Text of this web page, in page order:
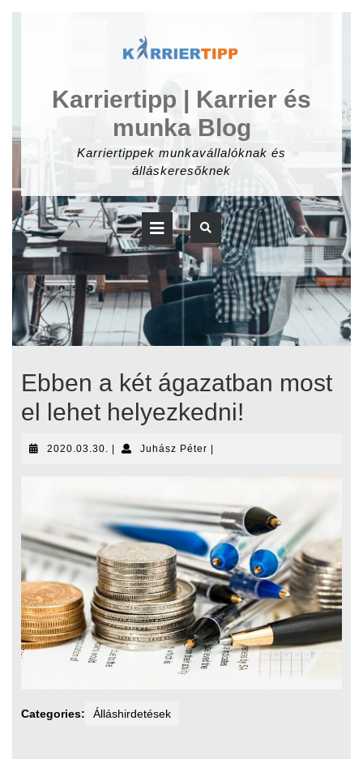
Karriertipp | Karrier és
munka Blog
Karriertippek munkavállalóknak és
álláskeresőknek
Open
Button
Ebben a két ágazatban most
el lehet helyezkedni!
2020.03.30. 2020.03.30.
| Juhász PéterJuhász
|
Categories: Álláshirdetések